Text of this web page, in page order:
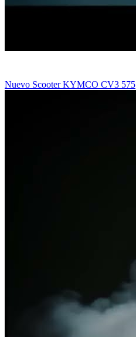
Nuevo Scooter KYMCO CV3 575